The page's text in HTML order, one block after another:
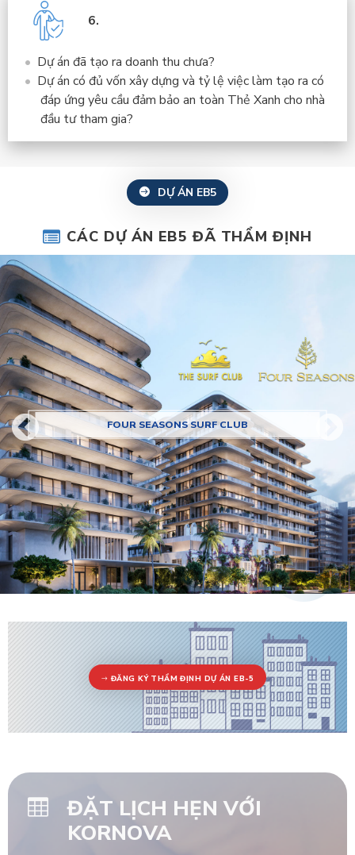
6.
Dự án đã tạo ra doanh thu chưa?
Dự án có đủ vốn xây dựng và tỷ lệ việc làm tạo ra có
đáp ứng yêu cầu đảm bảo an toàn Thẻ Xanh cho nhà
đầu tư tham gia?
DỰ ÁN EB5
CÁC DỰ ÁN EB5 ĐÃ THẨM ĐỊNH
FOUR SEASONS SURF CLUB
ĐĂNG KÝ THẨM ĐỊNH DỰ ÁN EB-5
ĐẶT LỊCH HẸN VỚI
KORNOVA